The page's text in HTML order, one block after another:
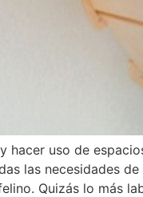
hacer uso de
las necesidades
Quizás lo más